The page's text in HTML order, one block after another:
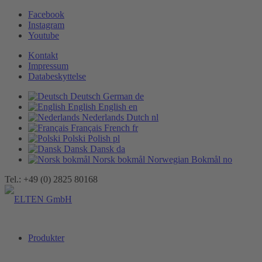
Facebook
Instagram
Youtube
Kontakt
Impressum
Databeskyttelse
Deutsch German de
English English en
Nederlands Dutch nl
Français French fr
Polski Polish pl
Dansk Dansk da
Norsk bokmål Norwegian Bokmål no
Tel.: +49 (0) 2825 80168
Produkter